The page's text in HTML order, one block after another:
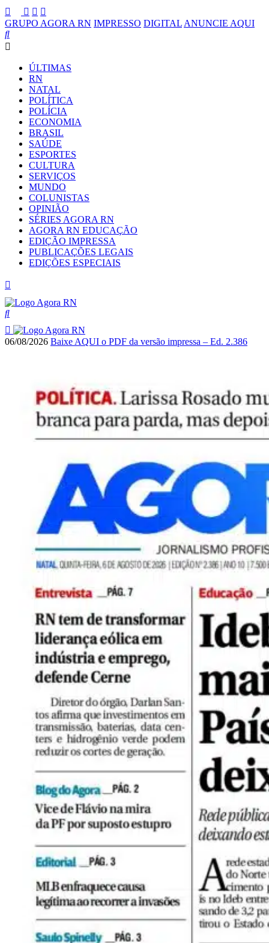
GRUPO AGORA RN IMPRESSO DIGITAL ANUNCIE AQUI
ÚLTIMAS
RN
NATAL
POLÍTICA
POLÍCIA
ECONOMIA
BRASIL
SAÚDE
ESPORTES
CULTURA
SERVIÇOS
MUNDO
COLUNISTAS
OPINIÃO
SÉRIES AGORA RN
AGORA RN EDUCAÇÃO
EDIÇÃO IMPRESSA
PUBLICAÇÕES LEGAIS
EDIÇÕES ESPECIAIS
06/08/2026 Baixe AQUI o PDF da versão impressa – Ed. 2.386